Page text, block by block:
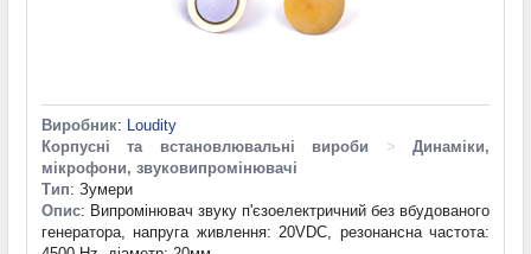
Виробник: Loudity
Корпусні та встановлювальні вироби
>
Динаміки,
мікрофони, звуковипромінювачі
Тип: Зумери
Опис: Випромінювач звуку п'єзоелектричний без вбудованого
генератора, напруга живлення: 20VDC, резонансна частота: